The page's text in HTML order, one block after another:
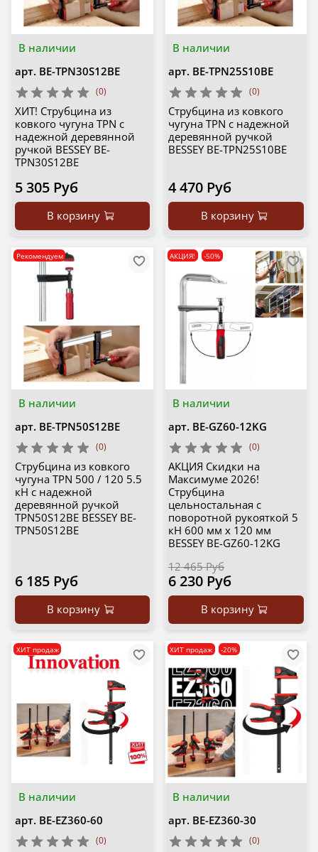
В наличии
арт. BE-TPN30S12BE
(0)
ХИТ! Струбцина из
ковкого чугуна TPN с
надежной деревянной
ручкой BESSEY BE-
TPN30S12BE
5 305 Руб
В корзину
В наличии
арт. BE-TPN25S10BE
(0)
Струбцина из ковкого
чугуна TPN с надежной
деревянной ручкой
BESSEY BE-TPN25S10BE
4 470 Руб
В корзину
В наличии
Рекомендуем
арт. BE-TPN50S12BE
(0)
Струбцина из ковкого
чугуна TPN 500 / 120 5.5
кН с надежной
деревянной ручкой
TPN50S12BE BESSEY BE-
TPN50S12BE
6 185 Руб
В корзину
В наличии
АКЦИЯ! -50%
арт. BE-GZ60-12KG
(0)
АКЦИЯ Скидки на
Максимуме 2026!
Струбцина
цельностальная с
поворотной рукояткой 5
кН 600 мм x 120 мм
BESSEY BE-GZ60-12KG
12 465 Руб
6 230 Руб
В корзину
В наличии
ХИТ продаж
арт. BE-EZ360-60
(0)
В наличии
ХИТ продаж -20%
арт. BE-EZ360-30
(0)